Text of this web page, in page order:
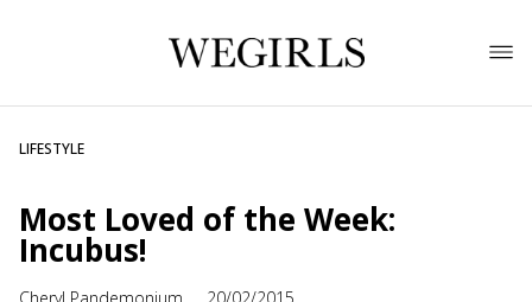
LIFESTYLE
Most Loved of the Week:
Incubus!